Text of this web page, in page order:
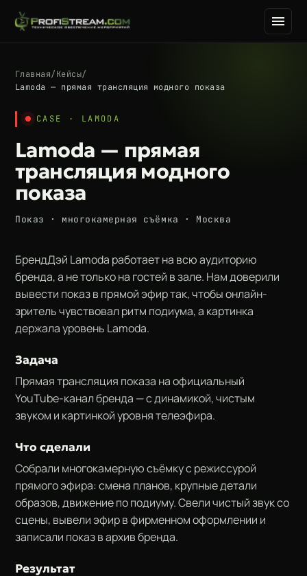
Главная/Кейсы/
Lamoda — прямая трансляция модного показа
CASE · LAMODA
Lamoda — прямая
трансляция модного
показа
Показ · многокамерная съёмка · Москва
БрендДэй Lamoda работает на всю аудиторию
бренда, а не только на гостей в зале. Нам доверили
вывести показ в прямой эфир так, чтобы онлайн-
зритель чувствовал ритм подиума, а картинка
держала уровень Lamoda.
Задача
Прямая трансляция показа на официальный
YouTube-канал бренда — с динамикой, чистым
звуком и картинкой уровня телеэфира.
Что сделали
Собрали многокамерную съёмку с режиссурой
прямого эфира: смена планов, крупные детали
образов, движение по подиуму. Свели чистый звук со
сцены, вывели эфир в фирменном оформлении и
записали показ в архив бренда.
Результат